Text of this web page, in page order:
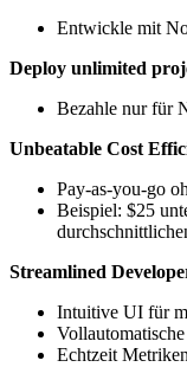
Entwickle mit
Deploy unlimited
Bezahle nur für
Unbeatable Cost
Pay-as-you-go
Beispiel: $25
Streamlined
Intuitive UI für
Echtzeit